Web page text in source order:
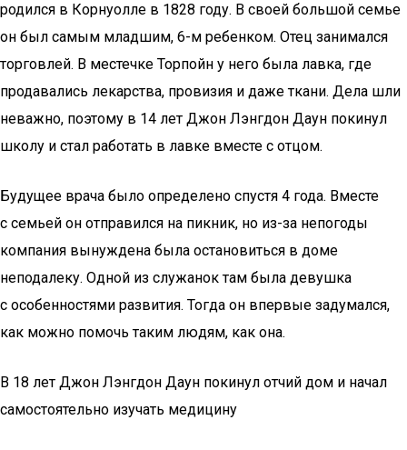
родился в Корнуолле в 1828 году. В своей большой семье
он был самым младшим, 6-м ребенком. Отец занимался
торговлей. В местечке Торпойн у него была лавка, где
продавались лекарства, провизия и даже ткани. Дела шли
неважно, поэтому в 14 лет Джон Лэнгдон Даун покинул
школу и стал работать в лавке вместе с отцом.
Будущее врача было определено спустя 4 года. Вместе
с семьей он отправился на пикник, но из-за непогоды
компания вынуждена была остановиться в доме
неподалеку. Одной из служанок там была девушка
с особенностями развития. Тогда он впервые задумался,
как можно помочь таким людям, как она.
В 18 лет Джон Лэнгдон Даун покинул отчий дом и начал
самостоятельно изучать медицину